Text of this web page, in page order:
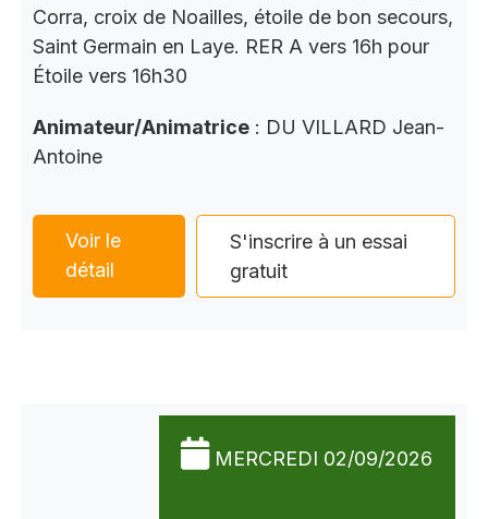
Corra, croix de Noailles, étoile de bon secours,
Saint Germain en Laye. RER A vers 16h pour
Étoile vers 16h30
Animateur/Animatrice : DU VILLARD Jean-
Antoine
Voir le
détail
S'inscrire à un essai
gratuit
MERCREDI 02/09/2026